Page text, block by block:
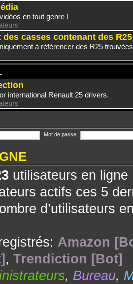
en tout genre !
des casses contenant des R25
à référencer des R25
international Renault 25 drivers.
Mot de passe:
utilisateurs en
actifs ces 5
d’utilisateurs
Amazon
, Trendiction [Bot]
, Bureau,